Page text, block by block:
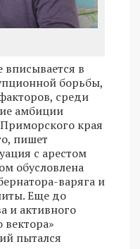
в
борьбы,
среди
амбиции
края
пишет
с арестом
обусловлена
варяга и
Еще до
и активного
пытался